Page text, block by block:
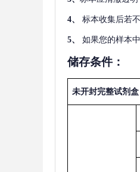
4、 标本收集后若
5、 如果您的样本
储存条件：
未开封完整试剂盒